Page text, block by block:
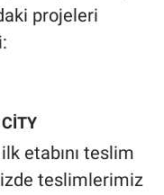
projeleri
etabını teslim
teslimlerimiz